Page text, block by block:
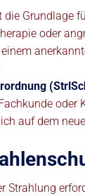
die Grundlage
oder
auf dem
Strahlung